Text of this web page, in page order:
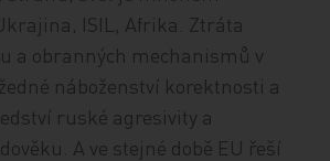
ISIL, Afrika. Ztráta
a obranných mechanismů v
náboženství korektnosti a
ruské agresivity a
A ve stejné době EU řeší